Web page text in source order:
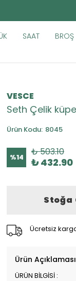
SAAT BROŞ
VESCE
Seth Çelik küpe
Ürün Kodu: 8045
%14 ₺ 503.10
₺ 432.90
Stoğa
Ücretsiz
Ürün Açıklaması
ÜRÜN BİLGİSİ :